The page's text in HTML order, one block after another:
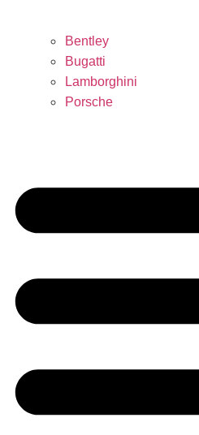
Bentley
Bugatti
Lamborghini
Porsche